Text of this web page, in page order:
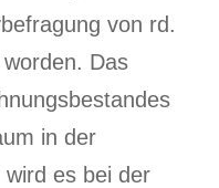
von rd.
Das
in der
es bei der